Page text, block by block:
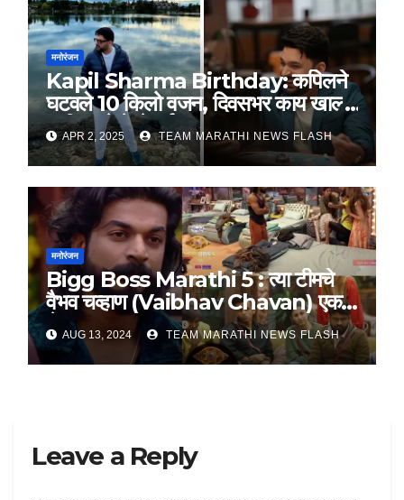
मनोरंजन
Kapil Sharma Birthday: कपिलने
घटवले 10 किलो वजन, दिवसभर काय खाल्ले
आणि कसे केले वर्कआऊट
APR 2, 2025 TEAM MARATHI NEWS FLASH
मनोरंजन
Bigg Boss Marathi 5 : त्या टीमचे
वैभव चव्हाण (Vaibhav Chavan) एक
शेपूटAUG 13, 2024 TEAM MARATHI NEWS FLASH
Leave a Reply